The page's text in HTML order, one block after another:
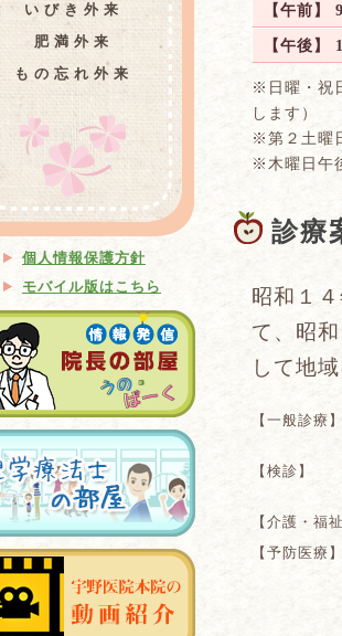
いびき外来
肥満外来
もの忘れ外来
個人情報保護方針
モバイル版はこちら
【午前】
【午後】
※日曜・祝
します）
※第２土曜
※木曜日午
診療
昭和１
て、昭
して地
【一般診療
【検診】
【介護・福
【予防医療